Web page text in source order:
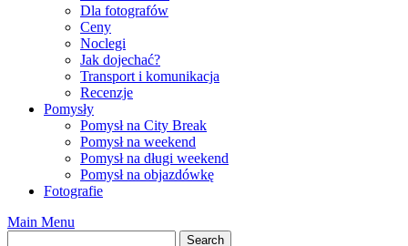
Dla fotografów
Ceny
Noclegi
Jak dojechać?
Transport i komunikacja
Recenzje
Pomysły
Pomysł na City Break
Pomysł na weekend
Pomysł na długi weekend
Pomysł na objazdówkę
Fotografie
Main Menu